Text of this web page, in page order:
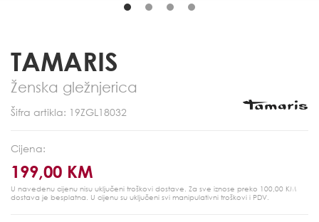
TAMARIS
Ženska gležnjerica
Šifra artikla: 19ZGL18032
Cijena:
199,00 KM
U navedenu cijenu nisu uključeni troškovi dostave. Za sve iznose preko 100,00 KM
dostava je besplatna. U cijenu su uključeni svi manipulativni troškovi i PDV.